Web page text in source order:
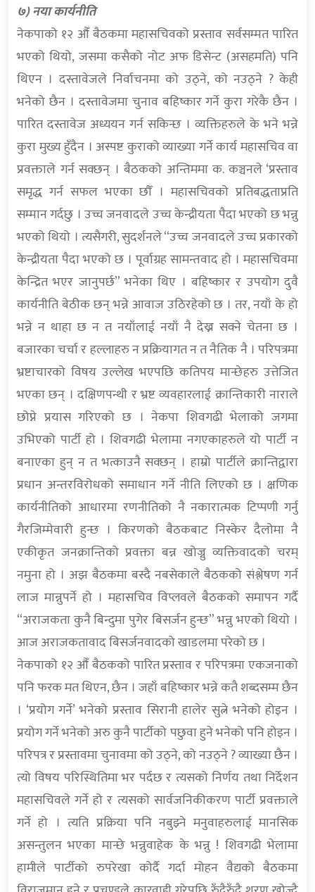
७) नया कार्यनीति
नेकपाको १२ औँ बैठकमा महासचिवको प्रस्ताव सर्वसम्मत पारित
भएको थियो, जसमा कसैको नोट अफ डिसेन्ट (असहमति) पनि
थिएन । दस्तावेजले निर्वाचनमा को उठ्ने, को नउठ्ने ? केही
भनेको छैन । दस्तावेजमा चुनाव बहिष्कार गर्ने कुरा गरेकै छैन ।
पारित दस्तावेज अध्ययन गर्न सकिन्छ । व्यक्तिहरुले के भने भन्ने
कुरा मुख्य हुँदैन । अस्पष्ट कुराको व्याख्या गर्ने कार्य महासचिव वा
प्रवक्ताले गर्न सक्छन् । बैठकको अन्तिममा क. कञ्चनले ‘प्रस्ताव
समृद्ध गर्न सफल भएका छौँ । महासचिवको प्रतिबद्धताप्रति
सम्मान गर्दछु । उच्च जनवादले उच्च केन्द्रीयता पैदा भएको छ भन्नु
भएको थियो । त्यसैगरी, सुदर्शनले “उच्च जनवादले उच्च प्रकारको
केन्द्रीयता पैदा भएको छ । पूर्वाग्रह सामन्तवाद हो । महासचिवमा
केन्द्रित भएर जानुपर्छ” भनेका थिए । बहिष्कार र उपयोग दुवै
कार्यनीति बेठीक छन् भन्ने आवाज उठिरहेको छ । तर, नयाँ के हो
भन्ने न थाहा छ न त नयाँलाई नयाँ नै देख्न सक्ने चेतना छ ।
बजारका चर्चा र हल्लाहरु न प्रक्रियागत न त नैतिक नै । परिपत्रमा
भ्रष्टाचारको विषय उल्लेख भएपछि कतिपय मान्छेहरु उत्तेजित
भएका छन् । दक्षिणपन्थी र भ्रष्ट व्यवहारलाई क्रान्तिकारी नाराले
छोप्ने प्रयास गरिएको छ । नेकपा शिवगढी भेलाको जगमा
उभिएको पार्टी हो । शिवगढी भेलामा नगएकाहरुले यो पार्टी न
बनाएका हुन् न त भत्काउनै सक्छन् । हाम्रो पार्टीले क्रान्तिद्वारा
प्रधान अन्तरविरोधको समाधान गर्ने नीति लिएको छ । क्षणिक
कार्यनीतिको आधारमा रणनीतिको नै नकारात्मक टिप्पणी गर्नु
गैरजिम्मेवारी हुन्छ । किरणको बैठकबाट निस्केर दैलोमा नै
एकीकृत जनक्रान्तिको प्रवक्ता बन्न खोज्नु व्यक्तिवादको चरम्
नमुना हो । अझ बैठकमा बस्दै नबसेकाले बैठकको संश्लेषण गर्न
लाज मान्नुपर्ने हो । महासचिव विप्लवले बैठकको समापन गर्दै
“अराजकता कुनै बिन्दुमा पुगेर बिसर्जन हुन्छ” भन्नु भएको थियो ।
आज अराजकतावाद बिसर्जनवादको खाडलमा परेको छ ।
नेकपाको १२ औँ बैठकको पारित प्रस्ताव र परिपत्रमा एकजनाको
पनि फरक मत थिएन, छैन । जहाँ बहिष्कार भन्ने कतै शब्दसम्म छैन
। ‘प्रयोग गर्ने’ भनेको प्रस्ताव सिरानी हालेर सुत्ने भनेको होइन ।
प्रयोग गर्ने भनेको अरु कुनै पार्टीको पछुवा हुने भनेको पनि होइन ।
परिपत्र र प्रस्तावमा चुनावमा को उठ्ने, को नउठ्ने ? व्याख्या छैन ।
त्यो विषय परिस्थितिमा भर पर्दछ र त्यसको निर्णय तथा निर्देशन
महासचिवले गर्ने हो र त्यसको सार्वजनिकीकरण पार्टी प्रवक्ताले
गर्ने हो । त्यति प्रक्रिया पनि नबुझ्ने मनुवाहरुलाई मानसिक
असन्तुलन भएका मान्छे भन्नुवाहेक के भन्नु ! शिवगढी भेलामा
हामीले पार्टीको रुपरेखा कोर्दै गर्दा मोहन वैद्यको बैठकमा